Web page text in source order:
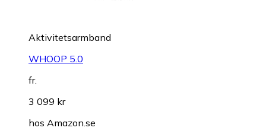
Aktivitetsarmband
WHOOP 5.0
fr.
3 099 kr
hos Amazon.se